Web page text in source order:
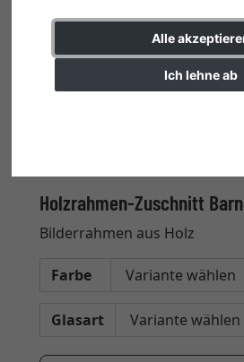
Alle
Ich lehne ab
Holzrahmen-Zuschnitt
Bilderrahmen aus Holz
Farbe
Glasart